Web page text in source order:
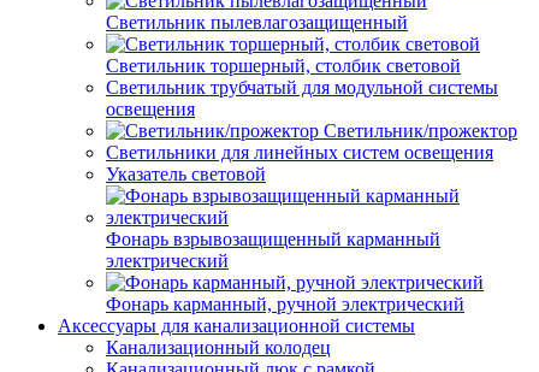
Светильник пылевлагозащищенный
Светильник торшерный, столбик световой
Светильник трубчатый для модульной системы
освещения
Светильник/прожектор
Светильники для линейных систем освещения
Указатель световой
Фонарь взрывозащищенный карманный
электрический
Фонарь карманный, ручной электрический
Аксессуары для канализационной системы
Канализационный колодец